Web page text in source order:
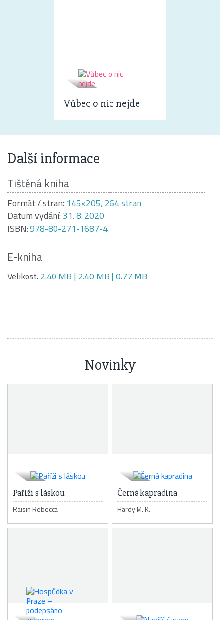
Vůbec o nic nejde
Další informace
Tištěná kniha
Formát / stran: 145×205, 264 stran
Datum vydání:31. 8. 2020
ISBN:978-80-271-1687-4
E-kniha
Velikost: 2.40 MB | 2.40 MB | 0.77 MB
Novinky
Paříži s láskou
Raisin Rebecca
Černá kapradina
Hardy M. K.